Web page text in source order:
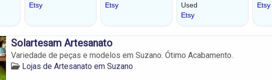
Solartesam Artesanato
Variedade de peças e modelos em Suzano. Ótimo Acabamento.
Lojas de Artesanato em Suzano